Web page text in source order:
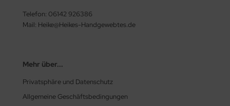
Telefon: 06142 926386
Mail: Heike@Heikes-Handgewebtes.de
Mehr über...
Privatsphäre und Datenschutz
Allgemeine Geschäftsbedingungen